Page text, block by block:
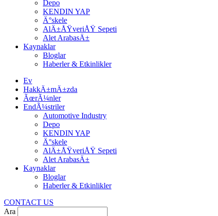
Depo
KENDIN YAP
Ä°skele
AlÄ±ÅŸveriÅŸ Sepeti
Alet ArabasÄ±
Kaynaklar
Bloglar
Haberler & Etkinlikler
Ev
HakkÄ±mÄ±zda
ÃœrÃ¼nler
EndÃ¼striler
Automotive Industry
Depo
KENDIN YAP
Ä°skele
AlÄ±ÅŸveriÅŸ Sepeti
Alet ArabasÄ±
Kaynaklar
Bloglar
Haberler & Etkinlikler
CONTACT US
Ara